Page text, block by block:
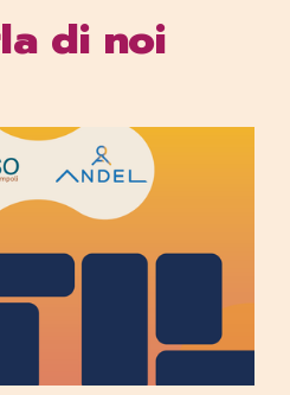
di noi